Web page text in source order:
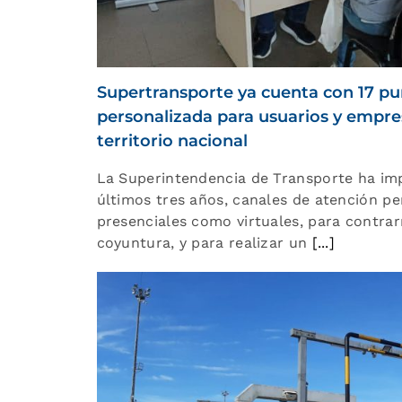
Supertransporte ya cuenta con 17
personalizada para usuarios y
territorio nacional
La Superintendencia de Transporte ha
últimos tres años, canales de atención
presenciales como virtuales, para
coyuntura, y para realizar un [...]